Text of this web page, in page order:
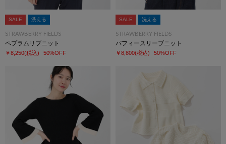
SALE 洗える
STRAWBERRY-FIELDS
ペプラムリブニット
￥8,250(税込) 50%OFF
SALE 洗える
STRAWBERRY-FIELDS
パフィースリーブニット
￥8,800(税込) 50%OFF